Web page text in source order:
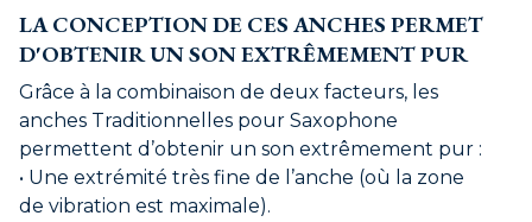
LA CONCEPTION DE CES ANCHES PERMET
D'OBTENIR UN SON EXTRÊMEMENT PUR
Grâce à la combinaison de deux facteurs, les
anches Traditionnelles pour Saxophone
permettent d’obtenir un son extrêmement pur :
• Une extrémité très fine de l’anche (où la zone
de vibration est maximale).